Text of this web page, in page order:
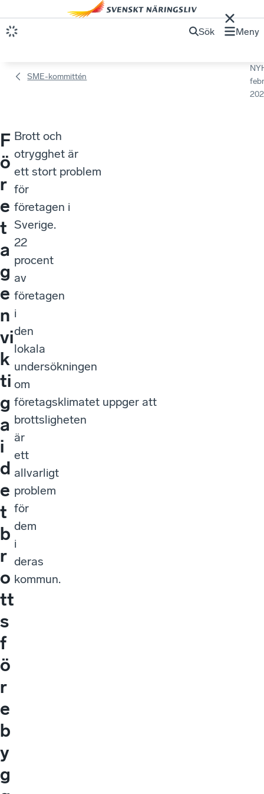
Sök Meny
SME-kommittén
F
ö
r
e
t
a
g
e
n
vi
k
ti
g
a
i
d
e
t
b
r
o
tt
s
f
ö
r
e
b
y
g
Brott och
otrygghet är
ett stort problem
för
företagen i
Sverige.
22
procent
av
företagen
i
den
lokala
undersökningen
om
företagsklimatet uppger att
brottsligheten
är
ett
allvarligt
problem
för
dem
i
deras
kommun.